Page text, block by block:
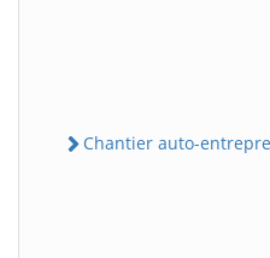
Chantier auto-